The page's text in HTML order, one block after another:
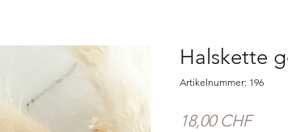
Halskette
Artikelnummer: 196
18,00 CHFPreis